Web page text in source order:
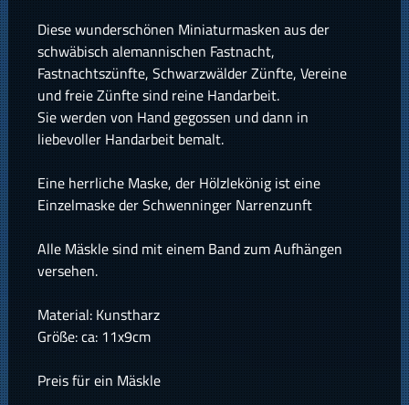
Diese wunderschönen Miniaturmasken aus der
schwäbisch alemannischen Fastnacht,
Fastnachtszünfte, Schwarzwälder Zünfte, Vereine
und freie Zünfte sind reine Handarbeit.
Sie werden von Hand gegossen und dann in
liebevoller Handarbeit bemalt.
Eine herrliche Maske, der Hölzlekönig ist eine
Einzelmaske der Schwenninger Narrenzunft
Alle Mäskle sind mit einem Band zum Aufhängen
versehen.
Material: Kunstharz
Größe: ca: 11x9cm
Preis für ein Mäskle